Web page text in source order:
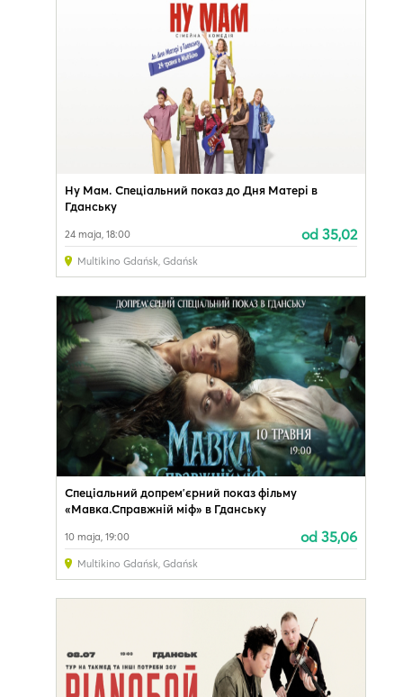
Ну Мам. Спеціальний показ до Дня Матері в
Гданську
24 maja, 18:00 od 35,02
Multikino Gdańsk, Gdańsk
Спеціальний допремʼєрний показ фільму
«Мавка.Справжній міф» в Гданську
10 maja, 19:00 od 35,06
Multikino Gdańsk, Gdańsk